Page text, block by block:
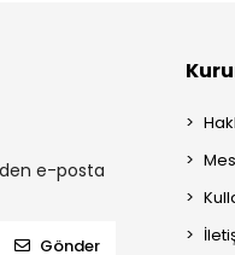
e-posta
Gönder